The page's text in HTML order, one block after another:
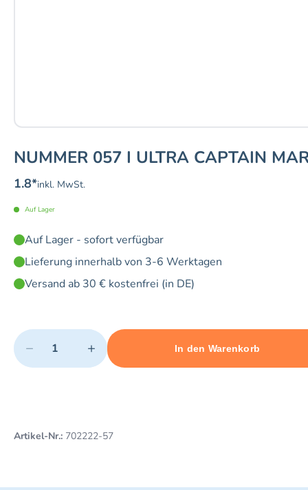
NUMMER 057 I ULTRA CAPTAIN
1.8*inkl. MwSt.
Auf Lager
Auf Lager - sofort verfügbar
Lieferung innerhalb von 3-6 Werktagen
Versand ab 30 € kostenfrei (in DE)
Quantity
− +
Minimum quantity: 1 Maximum quantity: 10
In den Warenkorb
Add 1 item to cart
Artikel-Nr.: 702222-57